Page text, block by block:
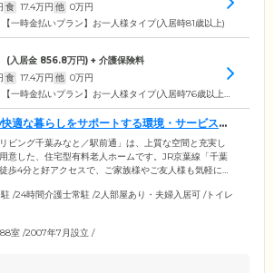
食 17.4万円 他 0万円
一時金払いプラン】お一人様タイプ(入居時81歳以上)
(入居金 856.8万円) + 介護保険料
食 17.4万円 他 0万円
一時金払いプラン】お一人様タイプ(入居時76歳以上80歳以下)
適な暮らしをサポートする環境・サービスを
リビング千葉みなと／駅前通」は、上質な空間と充実し
意した、住宅型有料老人ホームです。JR京葉線「千葉
歩4分と好アクセスで、ご家族様やご友人様も気軽に遊
にはスタッフが常駐し、ご入居者様の生活をあらゆる
毎日介護を担当するケアアテンダントと、健康管理を
やかなケアをご提供しています。
/24時間介護士常駐 /2人部屋あり・夫婦入居可 /トイレ
室 /2007年7月設立 /